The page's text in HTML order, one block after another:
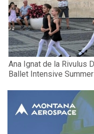
Ana Ignat de la Rivulus
Ballet Intensive